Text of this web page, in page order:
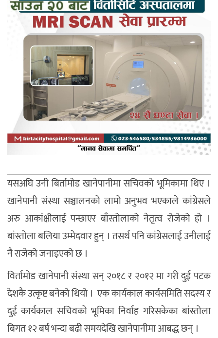
यसअघि उनी बिर्तामोड खानेपानीमा सचिवको भूमिकामा थिए ।
खानेपानी संस्था सञ्चालनको लामो अनुभव भएकाले कांग्रेसले
अरु आकांक्षीलाई पन्छाएर बाँस्तोलाको नेतृत्व रोजेको हो ।
बांस्तोला बलिया उम्मेदवार हुन् । तसर्थ पनि कांग्रेसलाई उनीलाई
नै राजेको जनाइएको छ ।
विर्तामोड खानेपानी संस्था सन् २०१८ र २०१२ मा गरी दुई पटक
देशकै उत्कृष्ट बनेको थियो । एक कार्यकाल कार्यसमिति सदस्य र
दुई कार्यकाल सचिवको भूमिका निर्वाह गरिसकेका बांस्तोला
बिगत १२ बर्ष भन्दा बढी समयदेखि खानेपानीमा आबद्ध छन् ।